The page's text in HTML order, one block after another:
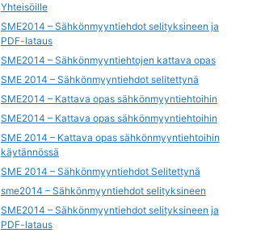
Yhteisöille
SME2014 – Sähkönmyyntiehdot selityksineen ja
PDF-lataus
SME2014 – Sähkönmyyntiehtojen kattava opas
SME 2014 – Sähkönmyyntiehdot selitettynä
SME2014 – Kattava opas sähkönmyyntiehtoihin
SME2014 – Kattava opas sähkönmyyntiehtoihin
SME 2014 – Kattava opas sähkönmyyntiehtoihin
käytännössä
SME 2014 – Sähkönmyyntiehdot Selitettynä
sme2014 – Sähkönmyyntiehdot selityksineen
SME2014 – Sähkönmyyntiehdot selityksineen ja
PDF-lataus